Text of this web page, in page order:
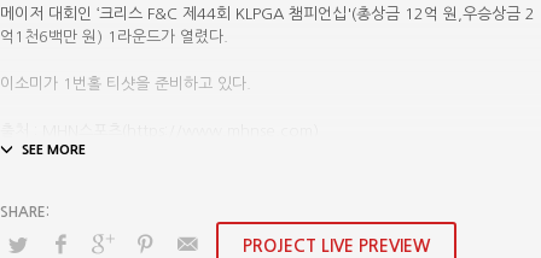
메이저 대회인 ‘크리스 F&C 제44회 KLPGA 챔피언십'(총상금 12억 원,우승상금 2
억1천6백만 원) 1라운드가 열렸다.
이소미가 1번홀 티샷을 준비하고 있다.
PROJECT LIVE PREVIEW